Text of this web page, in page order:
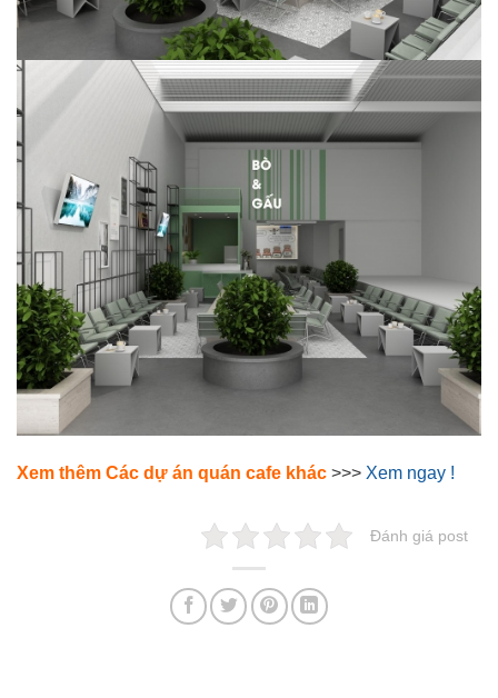
Xem thêm Các dự án quán cafe khác >>> Xem ngay !
Đánh giá post